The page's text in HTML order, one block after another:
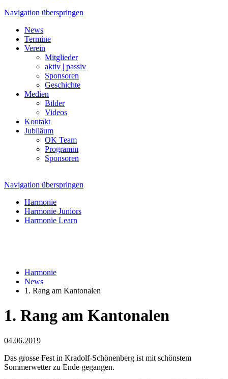
Navigation überspringen
News
Termine
Verein
Mitglieder
aktiv | passiv
Sponsoren
Geschichte
Medien
Bilder
Videos
Kontakt
Jubiläum
OK Team
Programm
Sponsoren
Navigation überspringen
Harmonie
Harmonie Juniors
Harmonie Learn
Harmonie
News
1. Rang am Kantonalen
1. Rang am Kantonalen
04.06.2019
Das grosse Fest in Kradolf-Schönenberg ist mit schönstem
Sommerwetter zu Ende gegangen.